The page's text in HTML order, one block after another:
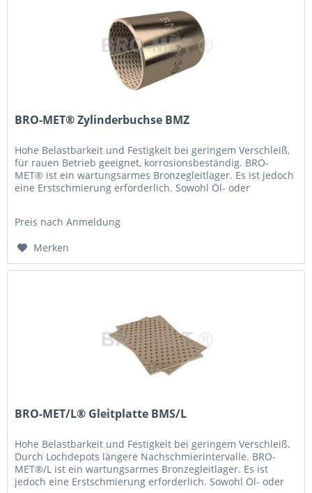
BRO-MET® Zylinderbuchse BMZ
Hohe Belastbarkeit und Festigkeit bei geringem Verschleiß,
für rauen Betrieb geeignet, korrosionsbeständig. BRO-
MET® ist ein wartungsarmes Bronzegleitlager. Es ist jedoch
eine Erstschmierung er­forderlich. Sowohl Öl- oder
Preis nach Anmeldung
Merken
BRO-MET/L® Gleitplatte BMS/L
Hohe Belastbarkeit und Festigkeit bei geringem Verschleiß.
Durch Lochdepots längere Nachschmierintervalle. BRO-
MET®/L ist ein wartungsarmes Bronzegleitlager. Es ist
jedoch eine Erstschmierung erforderlich. Sowohl Öl- oder